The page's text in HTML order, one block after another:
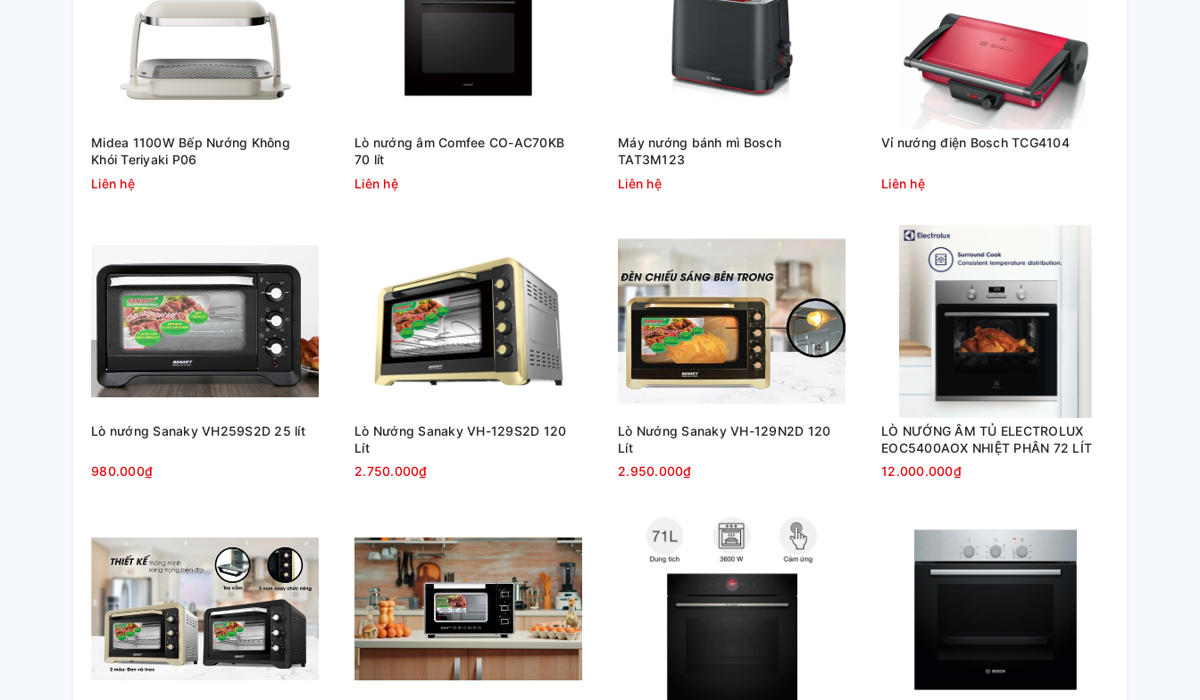
Midea 1100W Bếp Nướng Không
Khói Teriyaki P06
Liên hệ
Lò nướng âm Comfee CO-AC70KB
70 lít
Liên hệ
Máy nướng bánh mì Bosch
TAT3M123
Liên hệ
Vỉ nướng điện Bosch TCG4104
Liên hệ
Lò nướng Sanaky VH259S2D 25 lít
980.000₫
Lò Nướng Sanaky VH-129S2D 120
Lít
2.750.000₫
Lò Nướng Sanaky VH-129N2D 120
Lít
2.950.000₫
LÒ NƯỚNG ÂM TỦ ELECTROLUX
EOC5400AOX NHIỆT PHÂN 72 LÍT
12.000.000₫